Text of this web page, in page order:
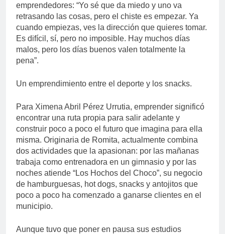
emprendedores: “Yo sé que da miedo y uno va
retrasando las cosas, pero el chiste es empezar. Ya
cuando empiezas, ves la dirección que quieres tomar.
Es difícil, sí, pero no imposible. Hay muchos días
malos, pero los días buenos valen totalmente la
pena”.
Un emprendimiento entre el deporte y los snacks.
Para Ximena Abril Pérez Urrutia, emprender significó
encontrar una ruta propia para salir adelante y
construir poco a poco el futuro que imagina para ella
misma. Originaria de Romita, actualmente combina
dos actividades que la apasionan: por las mañanas
trabaja como entrenadora en un gimnasio y por las
noches atiende “Los Hochos del Choco”, su negocio
de hamburguesas, hot dogs, snacks y antojitos que
poco a poco ha comenzado a ganarse clientes en el
municipio.
Aunque tuvo que poner en pausa sus estudios